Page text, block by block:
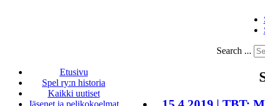
Search ...
Etusivu
Spel ry:n historia
Kaikki uutiset
Jäsenet ja pelikokoelmat